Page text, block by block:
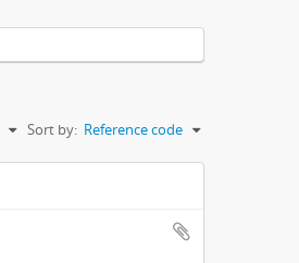
Sort by: Reference code